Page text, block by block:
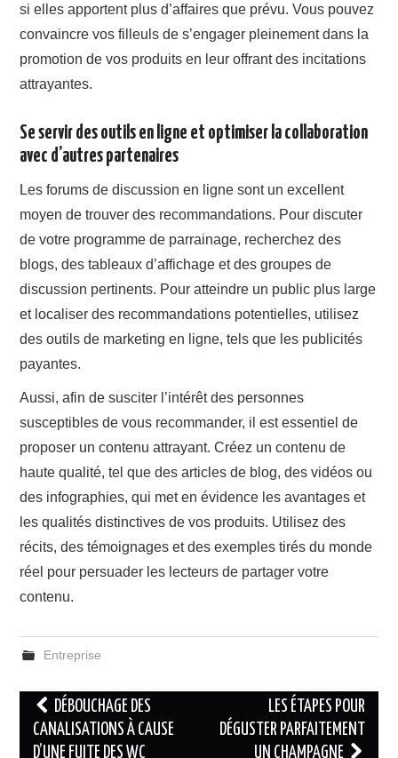
si elles apportent plus d’affaires que prévu. Vous pouvez
convaincre vos filleuls de s’engager pleinement dans la
promotion de vos produits en leur offrant des incitations
attrayantes.
Se servir des outils en ligne et optimiser la collaboration
avec d’autres partenaires
Les forums de discussion en ligne sont un excellent
moyen de trouver des recommandations. Pour discuter
de votre programme de parrainage, recherchez des
blogs, des tableaux d’affichage et des groupes de
discussion pertinents. Pour atteindre un public plus large
et localiser des recommandations potentielles, utilisez
des outils de marketing en ligne, tels que les publicités
payantes.
Aussi, afin de susciter l’intérêt des personnes
susceptibles de vous recommander, il est essentiel de
proposer un contenu attrayant. Créez un contenu de
haute qualité, tel que des articles de blog, des vidéos ou
des infographies, qui met en évidence les avantages et
les qualités distinctives de vos produits. Utilisez des
récits, des témoignages et des exemples tirés du monde
réel pour persuader les lecteurs de partager votre
contenu.
Entreprise
Navigation
des
DÉBOUCHAGE DES
CANALISATIONS À CAUSE
D’UNE FUITE DES WC
LES ÉTAPES POUR
DÉGUSTER PARFAITEMENT
UN CHAMPAGNE